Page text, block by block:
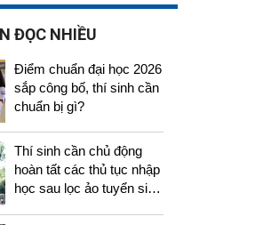
ĐỌC NHIỀU
Điểm chuẩn đại học 2026
sắp công bố, thí sinh cần
chuẩn bị gì?
Thí sinh cần chủ động
hoàn tất các thủ tục nhập
học sau lọc ảo tuyển sinh